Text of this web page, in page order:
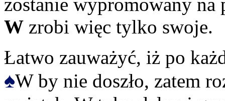
W zrobi więc tylko swoje.
Łatwo zauważyć, iż po
♠W by nie doszło, zatem